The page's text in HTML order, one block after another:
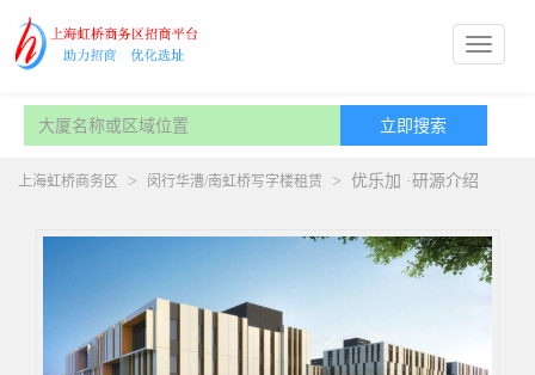
上海虹桥商务区 > 闵行华漕/南虹桥写字楼租赁 > 优乐加 ·研源介绍